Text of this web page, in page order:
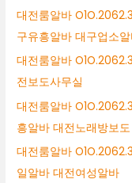
대전룸알바
구유흥알바 대구업소
대전룸알바
전보도사무실
대전룸알바
흥알바 대전노래방보도
대전룸알바
일알바 대전여성알바